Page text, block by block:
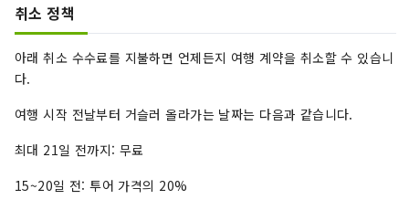
취소 정책
아래 취소 수수료를 지불하면 언제든지 여행 계약을 취소할 수 있습니
다.
여행 시작 전날부터 거슬러 올라가는 날짜는 다음과 같습니다.
최대 21일 전까지: 무료
15~20일 전: 투어 가격의 20%